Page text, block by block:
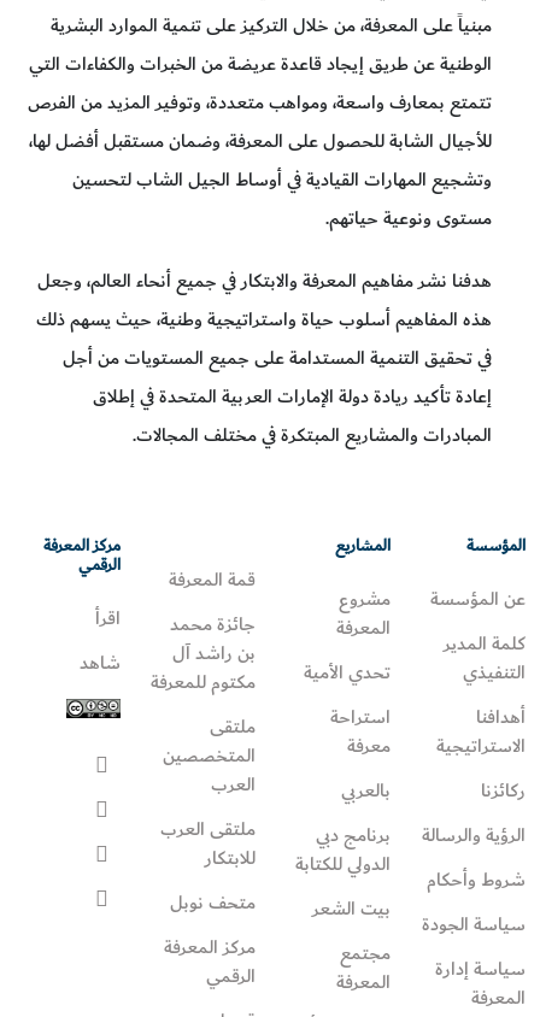
مبنياً على المعرفة، من خلال التركيز على تنمية الموارد البشرية
الوطنية عن طريق إيجاد قاعدة عريضة من الخبرات والكفاءات التي
تتمتع بمعارف واسعة، ومواهب متعددة، وتوفير المزيد من الفرص
للأجيال الشابة للحصول على المعرفة، وضمان مستقبل أفضل لها،
وتشجيع المهارات القيادية في أوساط الجيل الشاب لتحسين
مستوى ونوعية حياتهم.
هدفنا نشر مفاهيم المعرفة والابتكار في جميع أنحاء العالم، وجعل
هذه المفاهيم أسلوب حياة واستراتيجية وطنية، حيث يسهم ذلك
في تحقيق التنمية المستدامة على جميع المستويات من أجل
إعادة تأكيد ريادة دولة الإمارات العربية المتحدة في إطلاق
المبادرات والمشاريع المبتكرة في مختلف المجالات.
المؤسسة
عن المؤسسة
كلمة المدير
التنفيذي
أهدافنا
الاستراتيجية
ركائزنا
الرؤية والرسالة
شروط وأحكام
سياسة الجودة
سياسة إدارة
المعرفة
المشاريع
مشروع
المعرفة
تحدي الأمية
استراحة
معرفة
بالعربي
برنامج دبي
الدولي للكتابة
بيت الشعر
مجتمع
المعرفة
قمة المعرفة
جائزة محمد
بن راشد آل
مكتوم للمعرفة
ملتقى
المتخصصين
العرب
ملتقى العرب
للابتكار
متحف نوبل
مركز المعرفة
الرقمي
مركز المعرفة
الرقمي
اقرأ
شاهد